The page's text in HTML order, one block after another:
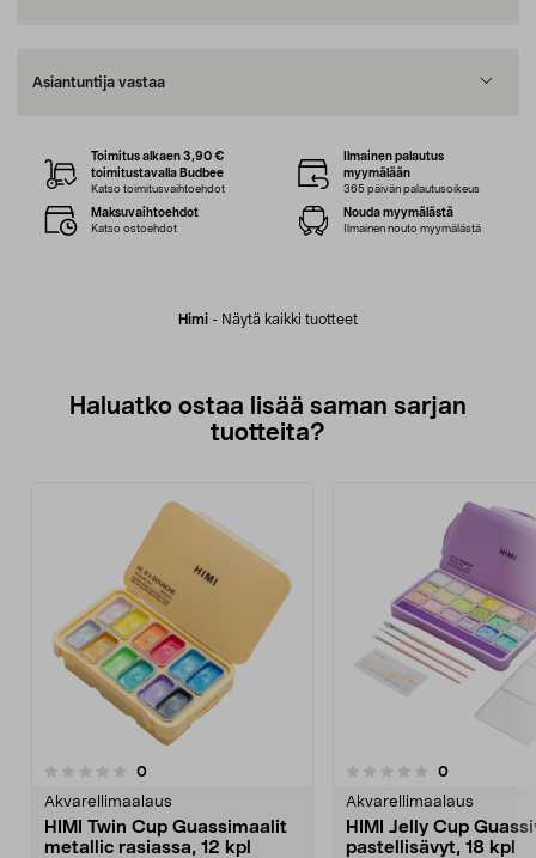
Asiantuntija vastaa
Himi - Näytä kaikki tuotteet
Toimitus alkaen 3,90 €
toimitustavalla Budbee
Katso toimitusvaihtoehdot
Ilmainen palautus
myymälään
365 päivän palautusoikeus
Maksuvaihtoehdot
Katso ostoehdot
Nouda myymälästä
Ilmainen nouto myymälästä
Haluatko ostaa lisää saman sarjan
tuotteita?
0arvostelut
Akvarellimaalaus
HIMI Twin Cup Guassimaalit
metallic rasiassa, 12 kpl
0.0 viidestä
0arvostelut
Akvarellimaalaus
HIMI Jelly Cup
pastellisävyt, 18 kpl
0.0 viidestä